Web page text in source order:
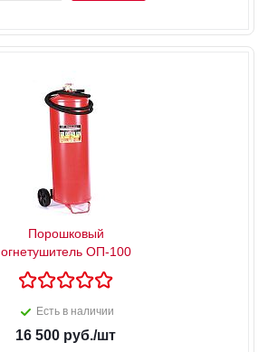
Порошковый
огнетушитель ОП-100
Есть в наличии
16 500 руб./шт